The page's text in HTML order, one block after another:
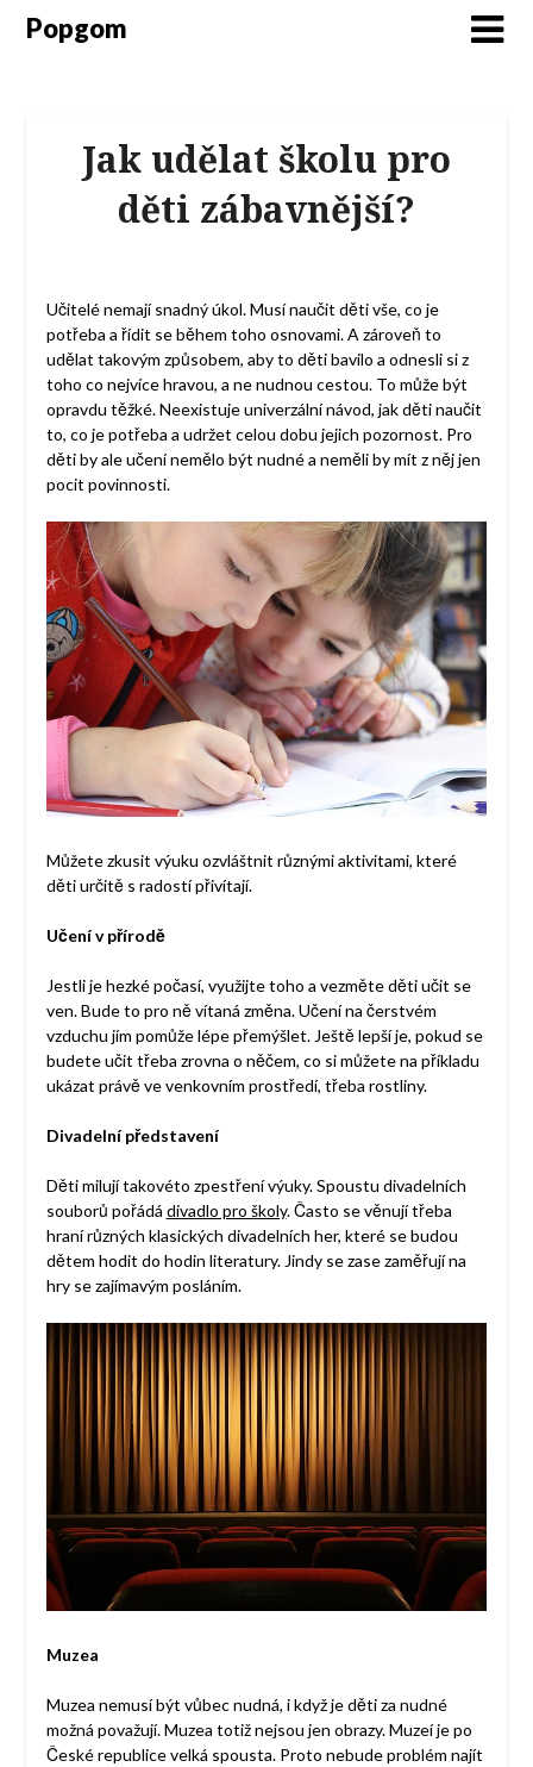
Popgom
Jak udělat školu pro
děti zábavnější?
Učitelé nemají snadný úkol. Musí naučit děti vše, co je
potřeba a řídit se během toho osnovami. A zároveň to
udělat takovým způsobem, aby to děti bavilo a odnesli si z
toho co nejvíce hravou, a ne nudnou cestou. To může být
opravdu těžké. Neexistuje univerzální návod, jak děti naučit
to, co je potřeba a udržet celou dobu jejich pozornost. Pro
děti by ale učení nemělo být nudné a neměli by mít z něj jen
pocit povinnosti.
Můžete zkusit výuku ozvláštnit různými aktivitami, které
děti určitě s radostí přivítají.
Učení v přírodě
Jestli je hezké počasí, využijte toho a vezměte děti učit se
ven. Bude to pro ně vítaná změna. Učení na čerstvém
vzduchu jím pomůže lépe přemýšlet. Ještě lepší je, pokud se
budete učit třeba zrovna o něčem, co si můžete na příkladu
ukázat právě ve venkovním prostředí, třeba rostliny.
Divadelní představení
Děti milují takovéto zpestření výuky. Spoustu divadelních
souborů pořádá divadlo pro školy. Často se věnují třeba
hraní různých klasických divadelních her, které se budou
dětem hodit do hodin literatury. Jindy se zase zaměřují na
hry se zajímavým posláním.
Muzea
Muzea nemusí být vůbec nudná, i když je děti za nudné
možná považují. Muzea totiž nejsou jen obrazy. Muzeí je po
České republice velká spousta. Proto nebude problém najít